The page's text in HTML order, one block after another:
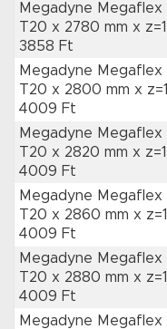
Megadyne Megaflex
T20 x 2780 mm x
3858 Ft
Megadyne Megaflex
T20 x 2800 mm x
4009 Ft
Megadyne Megaflex
T20 x 2820 mm x
4009 Ft
Megadyne Megaflex
T20 x 2860 mm x
4009 Ft
Megadyne Megaflex
T20 x 2880 mm x
4009 Ft
Megadyne Megaflex